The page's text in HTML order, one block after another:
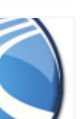
kymppi,
RR 1) Ella Keski-
Kankaanpään
Nikula (-78)
1.19.01 PB, 9)
Suvitie? (Helsinki)